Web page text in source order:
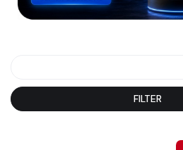
FILTER